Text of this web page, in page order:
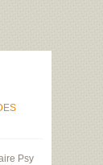
Psy